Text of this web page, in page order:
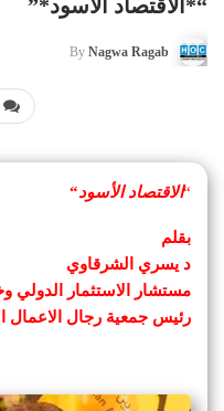
“*الاقتصاد الأسود*”
By Nagwa Ragab
“الاقتصاد الأسود“
بقلم
د يسري الشرقاوي
مستشار الاستثمار الدولي
رئيس جمعية رجال الاعمال